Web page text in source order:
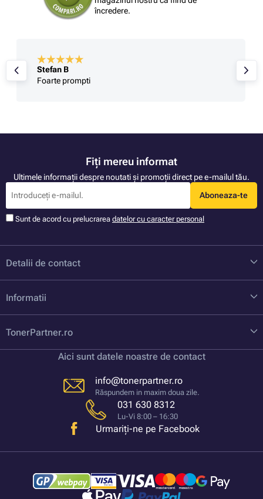
încredere.
Stefan B
Foarte prompti
Fiți mereu informat
Ultimele informații despre noutati și promoții direct pe e-mailul tău.
Aboneaza-te
Sunt de acord cu prelucrarea datelor cu caracter personal
Detalii de contact
Informatii
TonerPartner.ro
Aici sunt datele noastre de contact
info@tonerpartner.ro
Răspundem in maxim doua zile.
031 630 8312
Lu-Vi 8:00 – 16:30
Urmariți-ne pe Facebook